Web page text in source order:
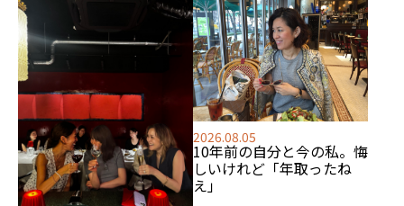
2026.08.05
10年前の自分と今の私。悔
しいけれど「年取ったね
え」